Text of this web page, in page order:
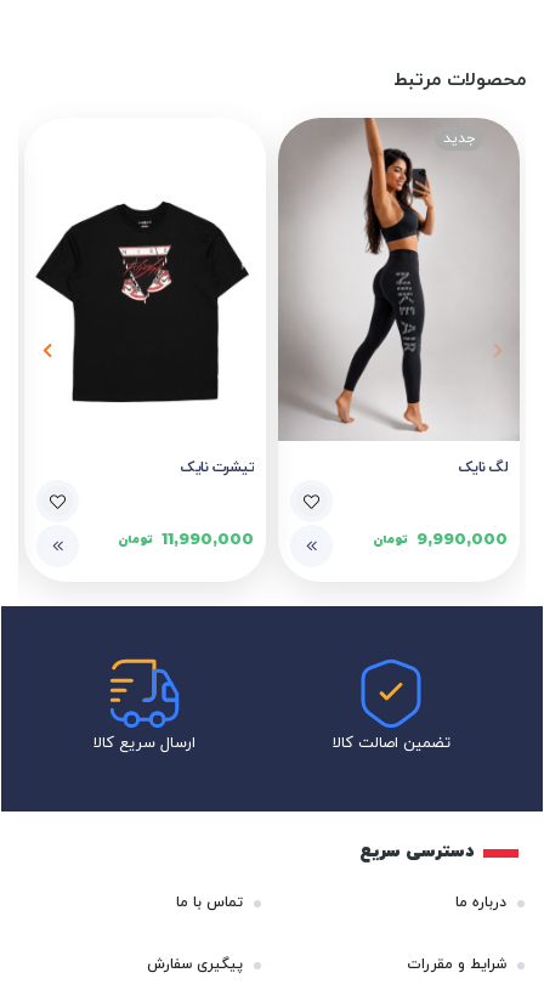
محصولات مرتبط
لگ نایک
9,990,000 تومان
تیشرت نایک
11,990,000 تومان
تضمین اصالت کالا ارسال سریع کالا
دسترسی سریع
درباره ما تماس با ما
شرایط و مقررات پیگیری سفارش